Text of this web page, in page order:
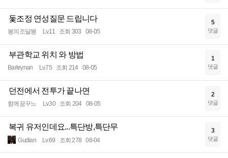
돛조정 연성질문 드립니다
봉의조달봉 Lv.11 조회 303 08-05
5
댓글
부관학교 위치 와 방법
Barleynan Lv.75 조회 214 08-05
1
댓글
던전에서 전투가 끝나면
함께꿈꾸느 Lv.30 조회 204 08-05
2
댓글
복귀 유저인데요...특단방,특단무
Gudian Lv.69 조회 278 08-04
3
댓글